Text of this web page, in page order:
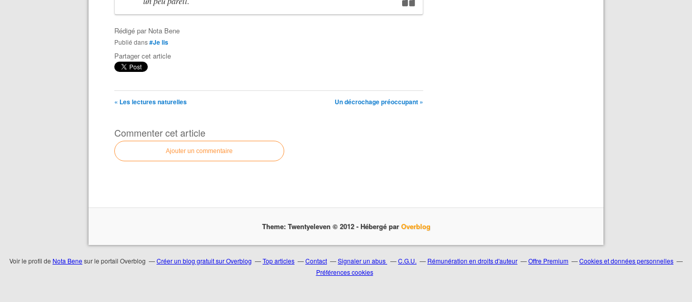
Rédigé par Nota Bene
Publié dans#Je lis
Partager cet article
« Les lectures naturelles Un décrochage préoccupant »
Commenter cet article
Ajouter un commentaire
Theme: Twentyeleven © 2012 - Hébergé par Overblog
Voir le profil de Nota Bene sur le portail Overblog Créer un blog gratuit sur Overblog Top articles Contact Signaler un abus C.G.U. Rémunération en droits d'auteur Offre Premium
Cookies et données personnelles
Préférences cookies